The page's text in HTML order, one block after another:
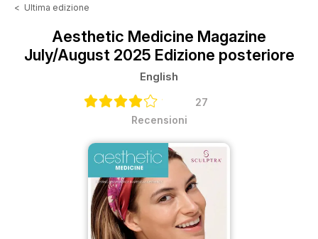
< Ultima edizione
Aesthetic Medicine Magazine
July/August 2025 Edizione posteriore
English
27
Recensioni